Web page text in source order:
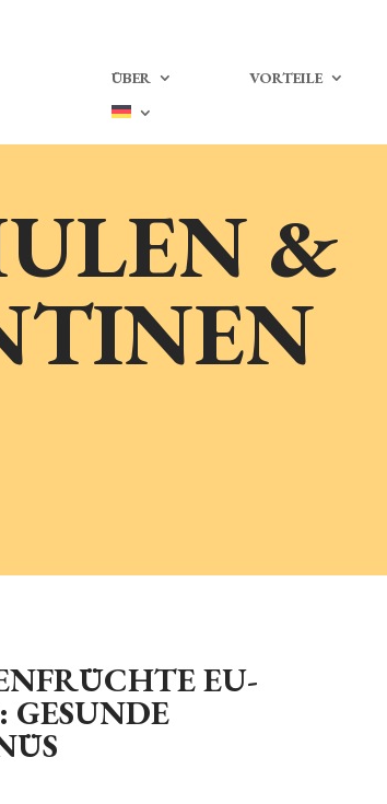
ÜBER VORTEILE
&
EU-
GESUNDE